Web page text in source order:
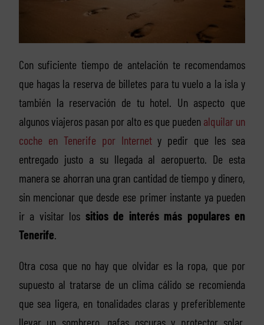
Con suficiente tiempo de antelación te recomendamos
que hagas la reserva de billetes para tu vuelo a la isla y
también la reservación de tu hotel. Un aspecto que
algunos viajeros pasan por alto es que pueden alquilar un
coche en Tenerife por Internety pedir que les sea
entregado justo a su llegada al aeropuerto. De esta
manera se ahorran una gran cantidad de tiempo y dinero,
sin mencionar que desde ese primer instante ya pueden
ir a visitar los sitios de interés más populares en
Tenerife
Otra cosa que no hay que olvidar es la ropa, que por
supuesto al tratarse de un clima cálido se recomienda
que sea ligera, en tonalidades claras y preferiblemente
llevar un sombrero, gafas oscuras y protector solar.